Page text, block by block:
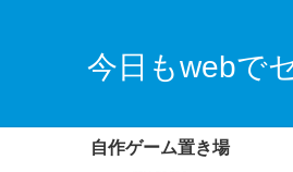
今日もwebで
自作ゲーム置き場